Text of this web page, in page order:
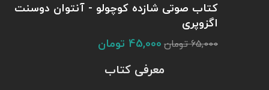
کتاب صوتی شازده کوچولو - آنتوان دوسنت
اگزوپری
65,000 تومان 45,000 تومان
معرفی کتاب